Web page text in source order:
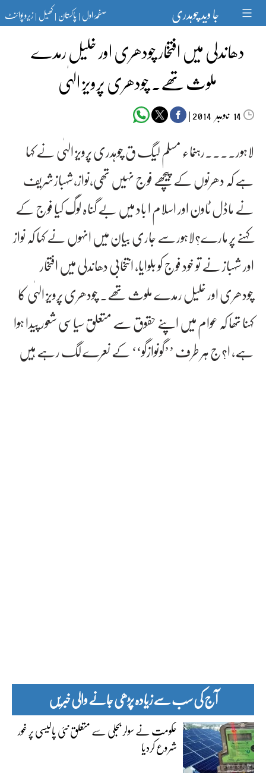
content جا وید چوہدری صفحۂ اول|پاکستان|کھیل|زیرو پوائنٹ
دھاندلی میں افتخار چودھری اور خلیل رمدے
ملوث تھے۔ چودھری پرویز الہٰی
14‬‮نومبر‬‮ |
لاہور۔۔۔۔رہنماء مسلم لیگ ق چوہدری پرویز الہٰی نے کہا
ہے کہ دھرنوں کے پیچھے فوج نہیں تھی،نواز،شہبازشریف
نے ماڈل ٹاون اور اسلام ا باد میں بے گناہ لوگ کیا فوج کے
کہنے پر مارے؟لاہورسے جاری بیان میں انہوں نے کہا کہ نواز
اور شہباز نے تو خود فوج کو بلوایا، انتخابی دھاندلی میں افتخار
چودھری اور خلیل رمدے ملوث تھے۔ چودھری پرویز الہٰی کا
کہنا تھا کہ عوام میں اپنے حقوق سے متعلق سیاسی شعور پیدا ہوا
ہے، ا?ج ہر طرف ’’گونوازگو‘‘ کے نعرے لگ رہے ہیں
آج کی سب سے زیادہ پڑھی جانے والی خبریں
حکومت نے سولر بجلی سے متعلق نئی پالیسی پر غور
شروع کردیا